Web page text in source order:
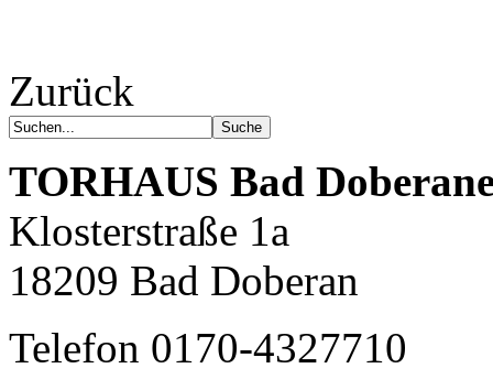
Zurück
TORHAUS Bad
Klosterstraße 1a
18209 Bad Doberan
Telefon 0170-4327710